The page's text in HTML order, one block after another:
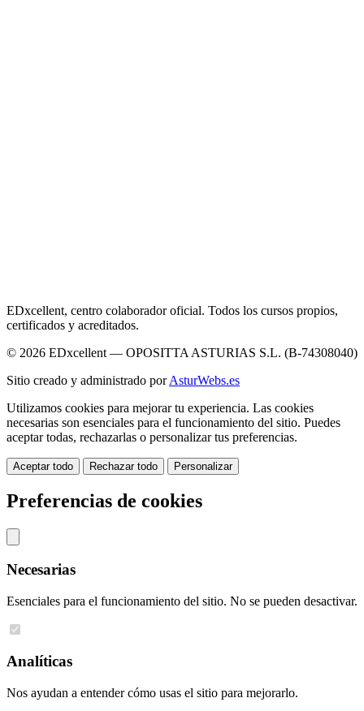
EDxcellent, centro colaborador oficial. Todos los cursos propios,
certificados y acreditados.
© 2026 EDxcellent — OPOSITTA ASTURIAS S.L. (B-74308040)
Sitio creado y administrado porAsturWebs.es
Utilizamos cookies para mejorar tu experiencia. Las cookies
necesarias son esenciales para el funcionamiento del sitio. Puedes
aceptar todas, rechazarlas o personalizar tus preferencias.
Aceptar todo Rechazar todo Personalizar
Preferencias de cookies
Necesarias
Esenciales para el funcionamiento del sitio. No se pueden desactivar.
Analíticas
Nos ayudan a entender cómo usas el sitio para mejorarlo.